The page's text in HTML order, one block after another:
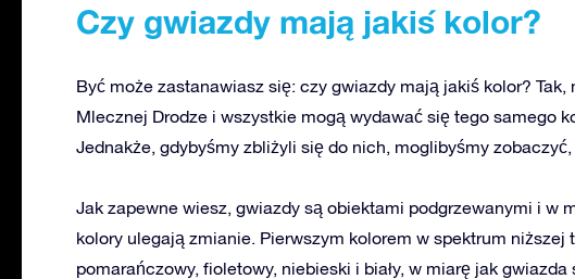
Czy gwiazdy mają jakiś kolor?
Być może zastanawiasz się: czy gwiazdy mają jakiś kolor?
Mlecznej Drodze i wszystkie mogą wydawać się tego samego
Jednakże, gdybyśmy zbliżyli się do nich, moglibyśmy
Jak zapewne wiesz, gwiazdy są obiektami podgrzewanymi i w
kolory ulegają zmianie. Pierwszym kolorem w spektrum
pomarańczowy, fioletowy, niebieski i biały, w miarę jak